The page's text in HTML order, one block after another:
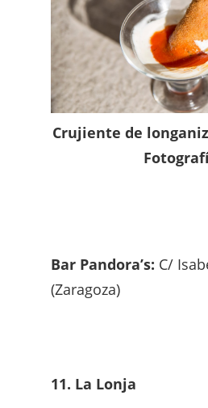
Crujiente de
Bar Pandora’s: C/
(Zaragoza)
11. La Lonja